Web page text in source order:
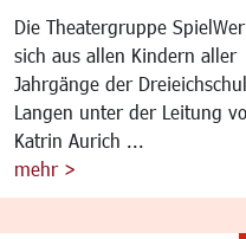
Die Theatergruppe
sich aus allen Kindern aller
Jahrgänge der
Langen unter der Leitung
Katrin Aurich ...
mehr >